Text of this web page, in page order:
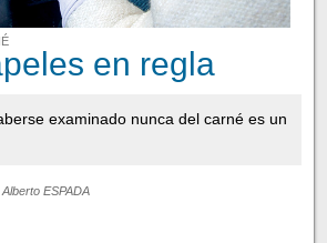
en regla
examinado nunca del carné es un
ESPADA